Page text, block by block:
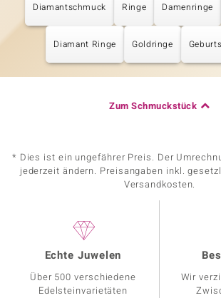
Diamantschmuck Ringe Damenringe
Diamant Ringe Goldringe
Zum Schmuckstück
* Dies ist ein ungefährer Preis. Der
jederzeit ändern. Preisangaben inkl.
Versandkosten.
Echte Juwelen
Über 500 verschiedene
Edelsteinvarietäten
Wir